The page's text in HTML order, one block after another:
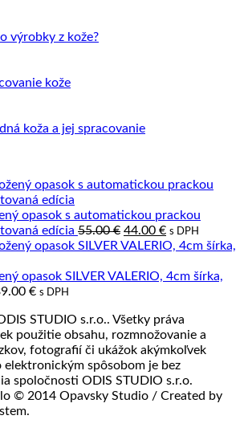
výrobky z kože?Žiadne
o
kožeŽiadne
Precízne
koža a jej spracovanieŽiadne
prírodná
a
jej
spracovanie
opasok s automatickou prackou
edícia 55.00€ Pôvodná
cena
55.00 €.
44.00 €Aktuálna
cena
44.00 €.
s DPH
opasok SILVER VALERIO, 4cm šírka,
€ s DPH
STUDIO s.r.o.. Všetky práva
použitie obsahu, rozmnožovanie a
fotografií či ukážok akýmkoľvek
elektronickým spôsobom je bez
spoločnosti ODIS STUDIO s.r.o.
© 2014 Opavsky Studio / Created by